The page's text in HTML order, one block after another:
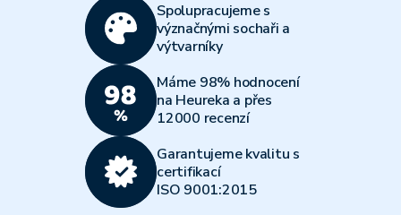
Spolupracujeme s
význačnými sochaři a
výtvarníky
Máme 98% hodnocení
na Heureka a přes
12000 recenzí
Garantujeme kvalitu s
certifikací
ISO 9001:2015